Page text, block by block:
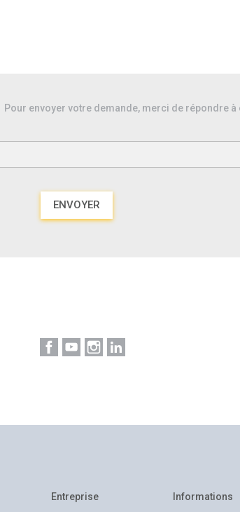
Pour envoyer votre demande, merci de répondre à
FacebookYouTubeInstagram
Entreprise Informations